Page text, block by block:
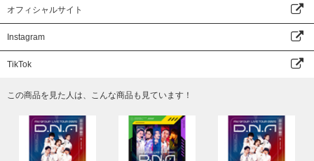
オフィシャルサイト
Instagram
TikTok
この商品を見た人は、こんな商品も見ています！